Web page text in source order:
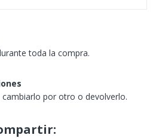
toda la compra.
por otro o devolverlo.